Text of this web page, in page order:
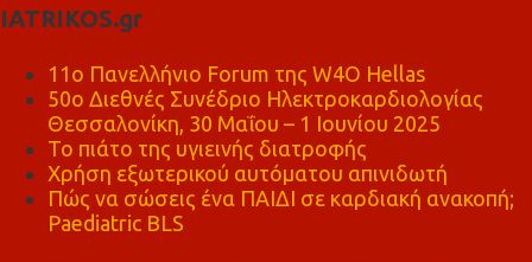
IATRIKOS.gr
11ο Πανελλήνιο Forum της W4O Hellas
50ο Διεθνές Συνέδριο Ηλεκτροκαρδιολογίας
Θεσσαλονίκη, 30 Μαΐου – 1 Ιουνίου 2025
Το πιάτο της υγιεινής διατροφής
Χρήση εξωτερικού αυτόματου απινιδωτή
Πώς να σώσεις ένα ΠΑΙΔΙ σε καρδιακή ανακοπή;
Paediatric BLS